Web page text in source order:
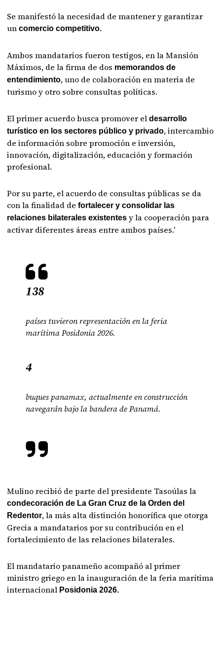
Se manifestó la necesidad de mantener y garantizar
uncomercio competitivo.
Ambos mandatarios fueron testigos, en la Mansión
Máximos, de la firma de dos memorandos de
entendimiento, uno de colaboración en materia de
turismo y otro sobre consultas políticas.
El primer acuerdo busca promover eldesarrollo
turístico en los sectores público y privado, intercambio
de información sobre promoción e inversión,
innovación, digitalización, educación y formación
profesional.
Por su parte, el acuerdo de consultas públicas se da
con la finalidad defortalecer y consolidar las
relaciones bilaterales existentes y la cooperación para
activar diferentes áreas entre ambos países.'
138
países tuvieron representación en la feria
marítima Posidonia 2026.
4
buques panamax, actualmente en construcción
navegarán bajo la bandera de Panamá.
Mulino recibió de parte del presidente Tasoúlas la
condecoración de La Gran Cruz de la Orden del
Redentor, la más alta distinción honorífica que otorga
Grecia a mandatarios por su contribución en el
fortalecimiento de las relaciones bilaterales.
El mandatario panameño acompañó al primer
ministro griego en la inauguración de la feria marítima
internacional Posidonia 2026.